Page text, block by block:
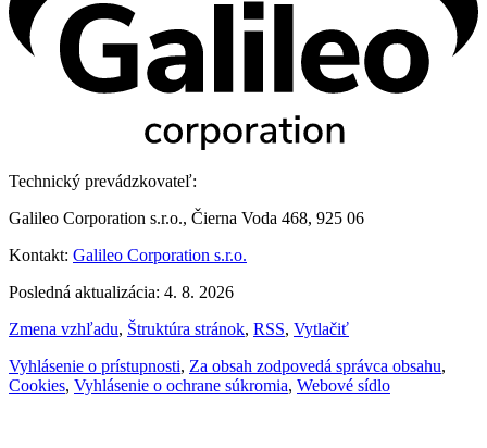
Technický prevádzkovateľ:
Galileo Corporation s.r.o., Čierna Voda 468, 925 06
Kontakt: Galileo Corporation s.r.o.
Posledná aktualizácia: 4. 8. 2026
Zmena vzhľadu, Štruktúra stránok, RSS, Vytlačiť
Vyhlásenie o prístupnosti, Za obsah zodpovedá správca obsahu,
Cookies, Vyhlásenie o ochrane súkromia, Webové sídlo